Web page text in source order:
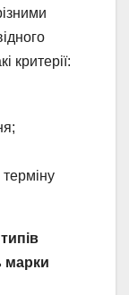
критерії:
марки